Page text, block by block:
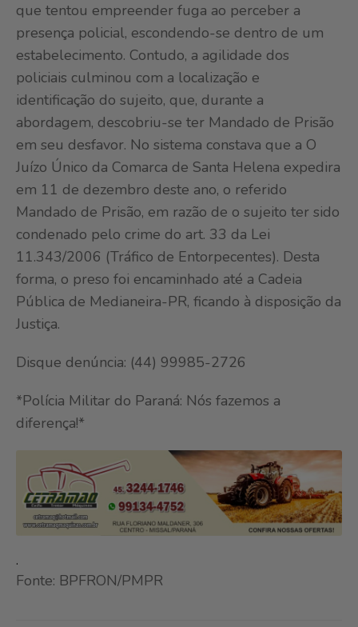
que tentou empreender fuga ao perceber a
presença policial, escondendo-se dentro de um
estabelecimento. Contudo, a agilidade dos
policiais culminou com a localização e
identificação do sujeito, que, durante a
abordagem, descobriu-se ter Mandado de Prisão
em seu desfavor. No sistema constava que a O
Juízo Único da Comarca de Santa Helena expedira
em 11 de dezembro deste ano, o referido
Mandado de Prisão, em razão de o sujeito ter sido
condenado pelo crime do art. 33 da Lei
11.343/2006 (Tráfico de Entorpecentes). Desta
forma, o preso foi encaminhado até a Cadeia
Pública de Medianeira-PR, ficando à disposição da
Justiça.
Disque denúncia: (44) 99985-2726
*Polícia Militar do Paraná: Nós fazemos a
diferença!*
.
Fonte: BPFRON/PMPR